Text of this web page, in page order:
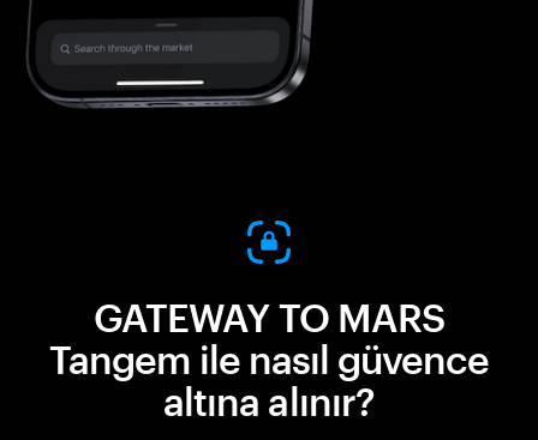
GATEWAY TO MARS
Tangem ile nasıl güvence
altına alınır?